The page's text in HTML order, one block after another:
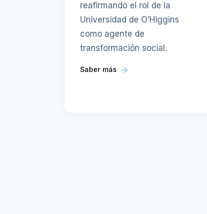
reafirmando el rol de la
Universidad de O’Higgins
como agente de
transformación social.
Saber más